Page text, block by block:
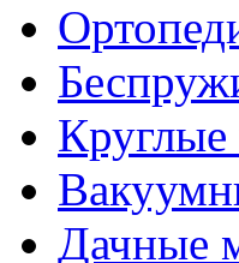
Дачные